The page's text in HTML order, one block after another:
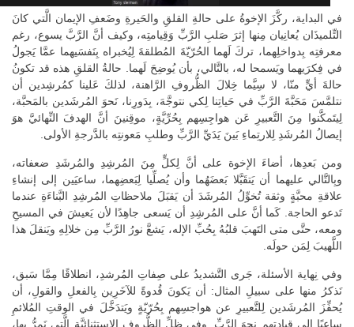
في البداية، ركَّزَ الإخوةُ على حالةِ القلقِ والحَيرةِ وضَعفِ الإيمان الَّتي كانَ
التِّلميذَان يُعانِيان مِنها إثرَ صَلبِ الرَّبِّ وَقِيامتِه، وكيف أنَّ الرَّبَّ يسوع، رغم
معرفتِه بِدواخلِهما، تركَ لَهما الحُرّيّةَ المُطلقةَ لِيُخبراه بِنَفسَيهما عمَّا يَجولُ
في فِكرَيهما ويَسمحا له، بالتَّالي، بأن يُوضِحَ لَهما. حالةُ القلقِ هذه قد تكونُ
حالةَ أيٍّ منّا، لا سِيَّما خِلالَ الظُّروفِ الرَّاهنة، لذلكَ عَلينا كمُرشِدين أن
نتلمَّسَ مَحَبَّةَ الرَّبِّ في حَياتِنا لِكي نتوجَّهَ، بِدَورِنا، نَحوَ المُرشَدين بالمَحبَّة،
لِيتَمكَّنوا مِنَ التَّعبيرِ عَن هواجِسِهم بِحُرِّيَّةٍ، موقِنينَ أنَّ الهدفَ النِّهائيَّ هوَ
إيصالُ المُرشَدِ لِلارتِماءِ بَينَ يَدَيِّ الرَّبِّ وطلبِ مَعونتِه بالدَّرجةِ الأولى.
ومن بَعدِها، أضاءَ الإخوة على أنَّ لِكلٍّ مِنَ المُرشِدِ والمُرشَدِ ضعفاته،
وبِالتَّالي عليهما أن يَتقَبَّلا بَعضَهُما وأن يُصلِّيا لِبَعضِهما، ساعيَين إلى إنشاءِ
علاقةِ محبَّةٍ وثقة تُخوِّلُ المُرشَدَ أن يَقبَلَ ملاحظاتِ المُرشِدِ البَّناءَةِ عندما
تَدعو الحاجة. كَما أنَّ على المُرشِدِ أن يَسعى جاهِدًا لأن يَعيشَ في المسيحِ
ومعه، حتَّى متى التَهبَ قلبُهُ بِحُبِّ الإله، يَشعَّ نورُ الرَّبِّ مِن خلالِهِ ويَنقلَ هذا
اللَّهيبَ لِمَن حولَه.
وفي نِهاية الأسئلة، جَرى التَّشديدُ على صِفاتِ المُرشدِ، انطلاقًا مِمَّا سَبق،
نَذكرُ منها على سبيلِ المثال: أن يَكونَ قُدوةً للآخَرِين بِالفعلِ والقولِ، أن
يُحفِّزَ المُرشَدين لِلتَّعبيرِ عن هواجسِهم بِحُرّيّةٍ ويَتدَخَّلَ في الوقتِ المُلائمِ
ساعيًا إلى قيادتِهم نحوَ الرَّبِّ. وفي ظلِّ الظُّروفِ الاستثنائيَّةِ الَّتي نَمرُّ بها،